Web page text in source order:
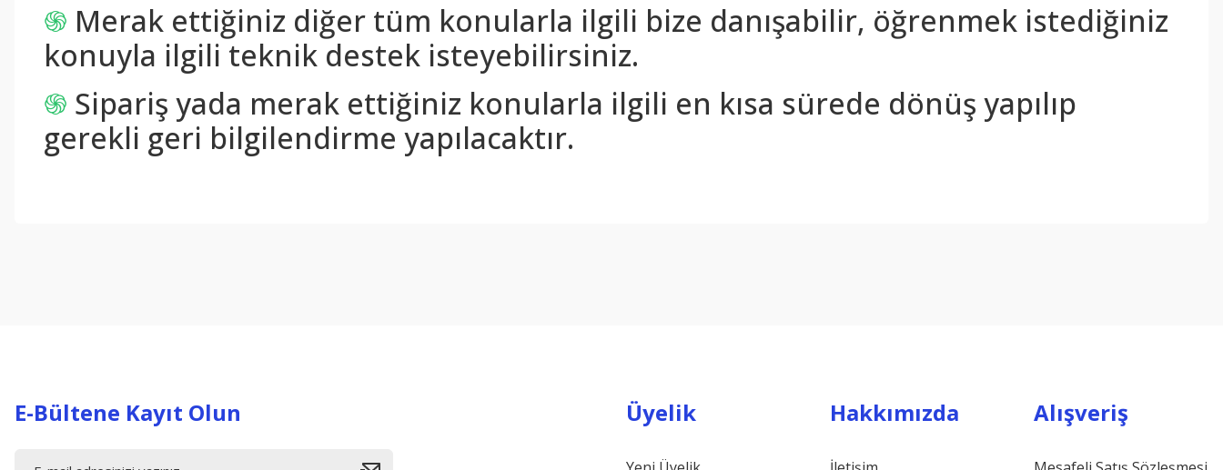
֍ Merak ettiğiniz diğer tüm konularla ilgili bize danışabilir, öğrenmek istediğiniz
konuyla ilgili teknik destek isteyebilirsiniz.
֍ Sipariş yada merak ettiğiniz konularla ilgili en kısa sürede dönüş yapılıp
gerekli geri bilgilendirme yapılacaktır.
E-Bültene Kayıt Olun Üyelik Hakkımızda Alışveriş